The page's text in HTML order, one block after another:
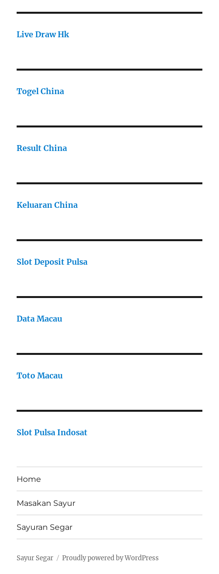
Live Draw Hk
Togel China
Result China
Keluaran China
Slot Deposit Pulsa
Data Macau
Toto Macau
Slot Pulsa Indosat
Home
Masakan Sayur
Sayuran Segar
Sayur Segar Proudly powered by WordPress